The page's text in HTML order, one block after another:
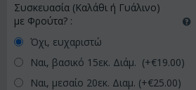
Συσκευασία (Καλάθι ή Γυάλινο)
με Φρούτα? :
Όχι, ευχαριστώ
Ναι, βασικό 15εκ. Διάμ. (+€19.00)
Ναι, μεσαίο 20εκ. Διαμ. (+€25.00)